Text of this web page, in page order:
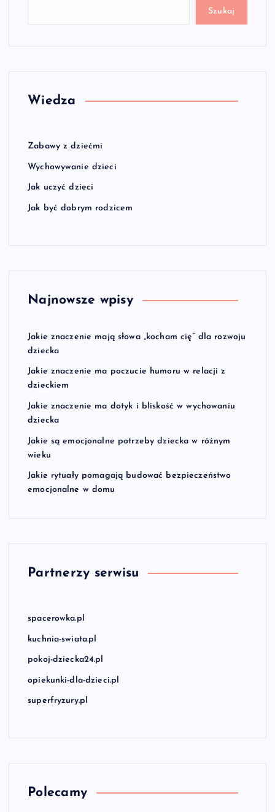
Szukaj
Wiedza
Zabawy z dziećmi
Wychowywanie dzieci
Jak uczyć dzieci
Jak być dobrym rodzicem
Najnowsze wpisy
Jakie znaczenie mają słowa „kocham cię” dla rozwoju
dziecka
Jakie znaczenie ma poczucie humoru w relacji z
dzieckiem
Jakie znaczenie ma dotyk i bliskość w wychowaniu
dziecka
Jakie są emocjonalne potrzeby dziecka w różnym
wieku
Jakie rytuały pomagają budować bezpieczeństwo
emocjonalne w domu
Partnerzy serwisu
spacerowka.pl
kuchnia-swiata.pl
pokoj-dziecka24.pl
opiekunki-dla-dzieci.pl
superfryzury.pl
Polecamy